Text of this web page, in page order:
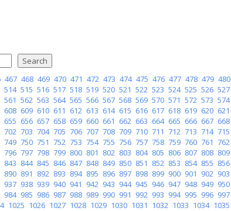
467 468 469 470 471 472 473 474 475 476 477 478 479 480
514 515 516 517 518 519 520 521 522 523 524 525 526 527
561 562 563 564 565 566 567 568 569 570 571 572 573 574
608 609 610 611 612 613 614 615 616 617 618 619 620 621
655 656 657 658 659 660 661 662 663 664 665 666 667 668
702 703 704 705 706 707 708 709 710 711 712 713 714 715
749 750 751 752 753 754 755 756 757 758 759 760 761 762
796 797 798 799 800 801 802 803 804 805 806 807 808 809
843 844 845 846 847 848 849 850 851 852 853 854 855 856
890 891 892 893 894 895 896 897 898 899 900 901 902 903
937 938 939 940 941 942 943 944 945 946 947 948 949 950
984 985 986 987 988 989 990 991 992 993 994 995 996 997
1025 1026 1027 1028 1029 1030 1031 1032 1033 1034 1035